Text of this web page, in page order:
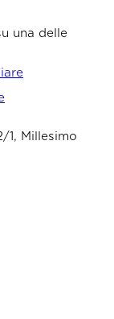
una delle
1, Millesimo